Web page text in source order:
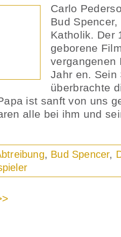
Carlo
Bud
Katholik. Der
geborene
vergangenen
Jahr en. Sein
überbrachte
ist sanft von uns
alle bei ihm und
, Bud Spencer,